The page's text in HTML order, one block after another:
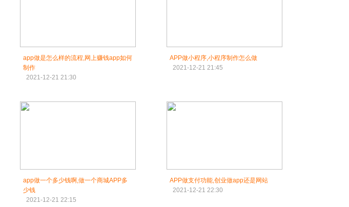
app做是怎么样的流程,网上赚钱app如何
制作
2021-12-21 21:30
APP做小程序,小程序制作怎么做
2021-12-21 21:45
app做一个多少钱啊,做一个商城APP多
少钱
2021-12-21 22:15
APP做支付功能,创业做app还是网站
2021-12-21 22:30